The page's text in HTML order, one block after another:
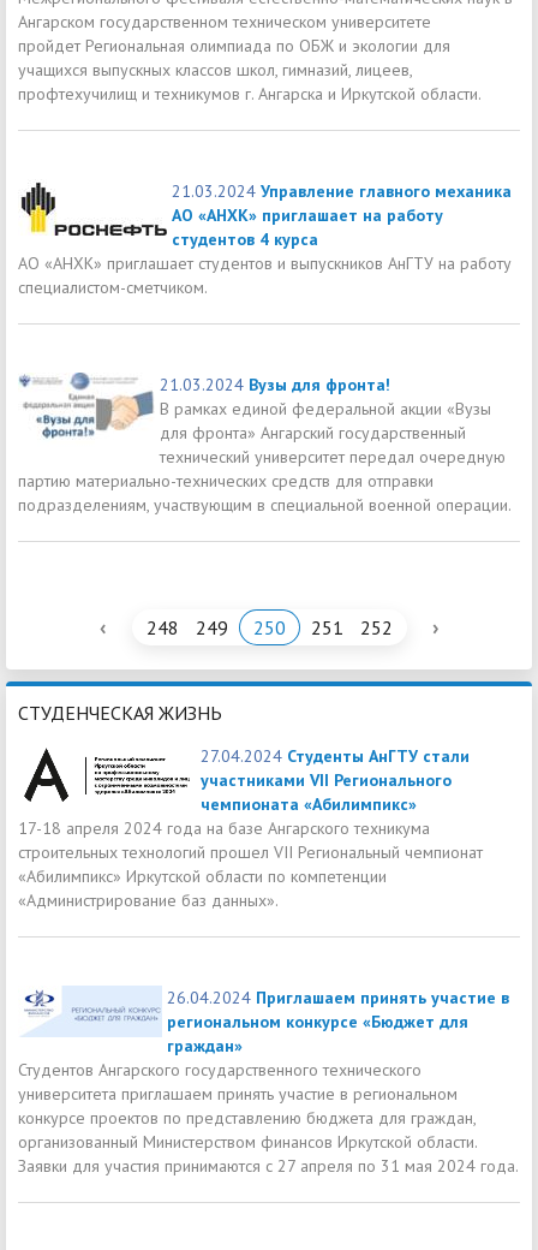
Ангарском государственном техническом университете
пройдет Региональная олимпиада по ОБЖ и экологии для
учащихся выпускных классов школ, гимназий, лицеев,
профтехучилищ и техникумов г. Ангарска и Иркутской области.
21.03.2024 Управление главного механика
АО «АНХК» приглашает на работу
студентов 4 курса
АО «АНХК» приглашает студентов и выпускников АнГТУ на работу
специалистом-сметчиком.
21.03.2024 Вузы для фронта!
В рамках единой федеральной акции «Вузы
для фронта» Ангарский государственный
технический университет передал очередную
партию материально-технических средств для отправки
подразделениям, участвующим в специальной военной операции.
‹ 248 249 250 251 252 ›
СТУДЕНЧЕСКАЯ ЖИЗНЬ
27.04.2024 Студенты АнГТУ стали
участниками VII Регионального
чемпионата «Абилимпикс»
17-18 апреля 2024 года на базе Ангарского техникума
строительных технологий прошел VII Региональный чемпионат
«Абилимпикс» Иркутской области по компетенции
«Администрирование баз данных».
26.04.2024 Приглашаем принять участие в
региональном конкурсе «Бюджет для
граждан»
Студентов Ангарского государственного технического
университета приглашаем принять участие в региональном
конкурсе проектов по представлению бюджета для граждан,
организованный Министерством финансов Иркутской области.
Заявки для участия принимаются с 27 апреля по 31 мая 2024 года.